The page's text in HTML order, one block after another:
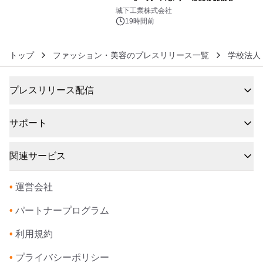
ーブル1本つなぐだけ、テレビの音が
ぐっと豊かに
城下工業株式会社
19時間前
トップ ファッション・美容のプレスリリース一覧 学校法人
プレスリリース配信
サポート
関連サービス
• 運営会社
• パートナープログラム
• 利用規約
• プライバシーポリシー